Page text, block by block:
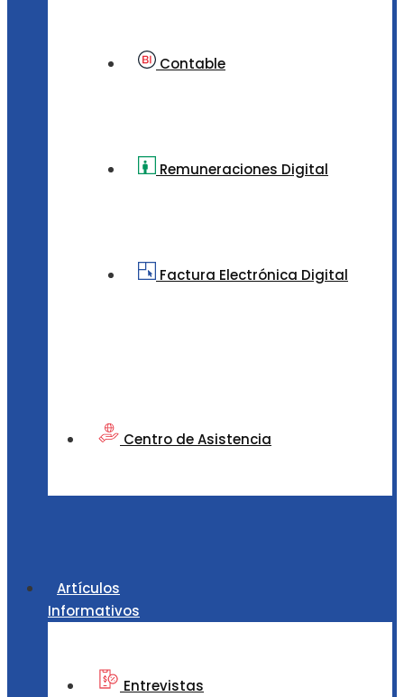
Contable
Remuneraciones Digital
Factura Electrónica Digital
Centro de Asistencia
Artículos
Informativos
Entrevistas